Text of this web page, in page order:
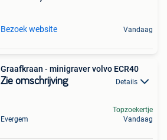
Bezoek website Vandaag
Graafkraan - minigraver volvo ECR40
Zie omschrijving Details
Evergem
Topzoekertje
Vandaag